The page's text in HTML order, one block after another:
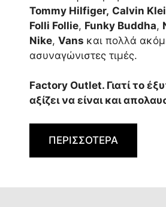
Tommy Hilfiger, Calvin
Folli Follie, Funky Buddha,
Nike, Vans και πολλά
ασυναγώνιστες τιμές.
Factory Outlet. Γιατί το
αξίζει να είναι και
ΠΕΡΙΣΣΟΤΕΡΑ